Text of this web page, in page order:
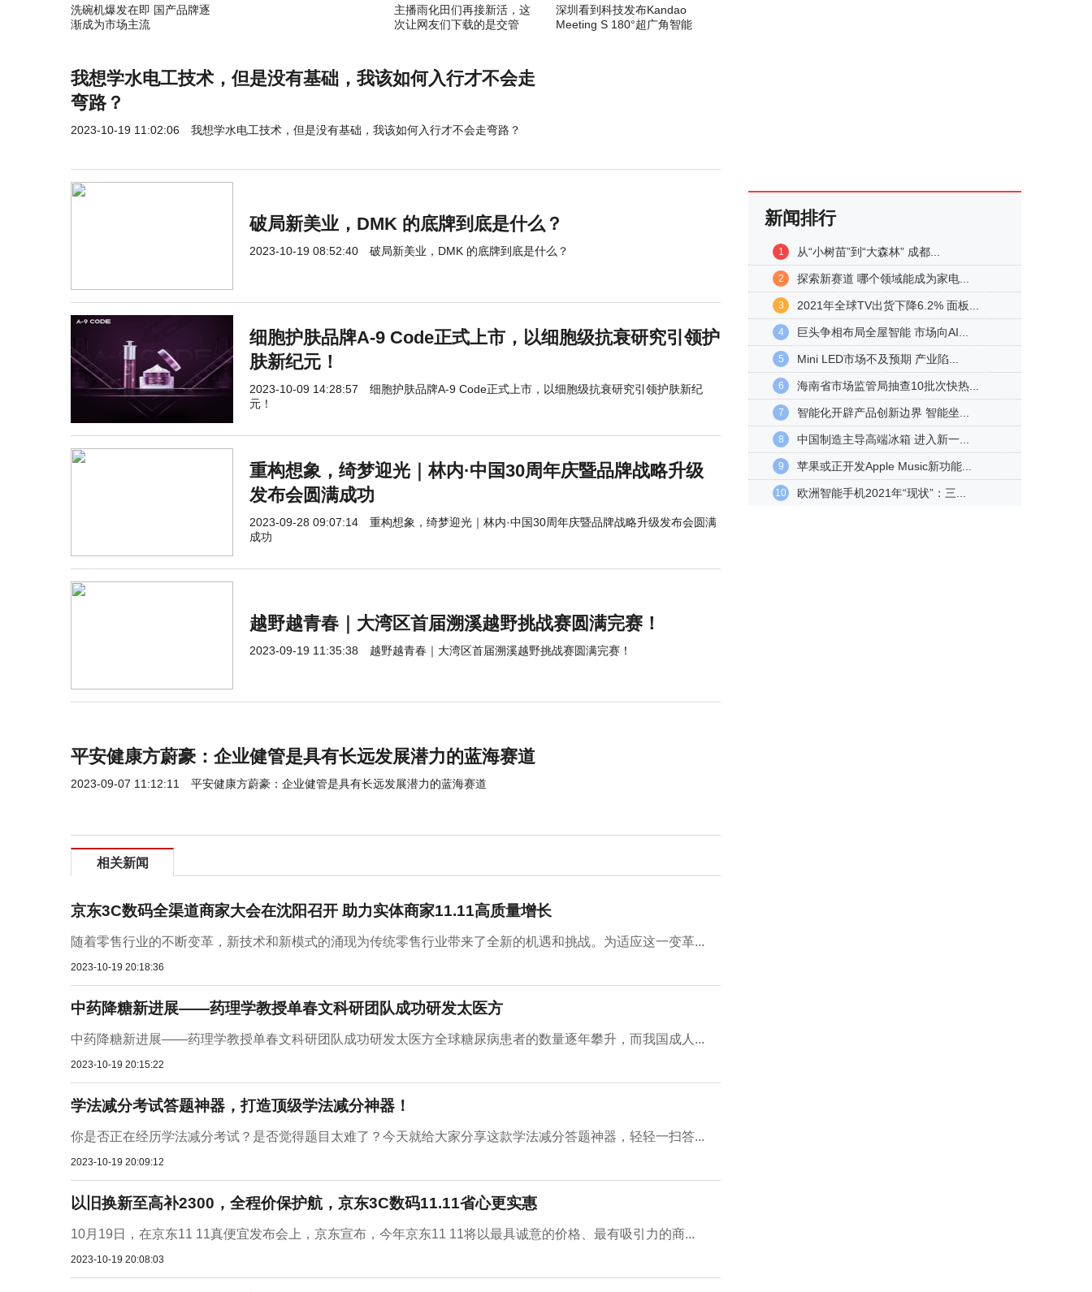
洗碗机爆发在即 国产品牌逐
渐成为市场主流
主播雨化田们再接新活，这
次让网友们下载的是交管
深圳看到科技发布Kandao
Meeting S 180°超广角智能
我想学水电工技术，但是没有基础，我该如何入行才不会走
弯路？
2023-10-19 11:02:06 我想学水电工技术，但是没有基础，我该如何入行才不会走弯路？
破局新美业，DMK 的底牌到底是什么？
2023-10-19 08:52:40 破局新美业，DMK 的底牌到底是什么？
细胞护肤品牌A-9 Code正式上市，以细胞级抗衰研究引领护
肤新纪元！
2023-10-09 14:28:57
细胞护肤品牌A-9 Code正式上市，以细胞级抗衰研究引领护肤新纪
元！
重构想象，绮梦迎光｜林内·中国30周年庆暨品牌战略升级
发布会圆满成功
2023-09-28 09:07:14
重构想象，绮梦迎光｜林内·中国30周年庆暨品牌战略升级发布会圆满
成功
越野越青春｜大湾区首届溯溪越野挑战赛圆满完赛！
2023-09-19 11:35:38 越野越青春｜大湾区首届溯溪越野挑战赛圆满完赛！
平安健康方蔚豪：企业健管是具有长远发展潜力的蓝海赛道
2023-09-07 11:12:11 平安健康方蔚豪：企业健管是具有长远发展潜力的蓝海赛道
相关新闻
京东3C数码全渠道商家大会在沈阳召开 助力实体商家11.11高质量增长
随着零售行业的不断变革，新技术和新模式的涌现为传统零售行业带来了全新的机遇和挑战。为适应这一变革...
2023-10-19 20:18:36
中药降糖新进展——药理学教授单春文科研团队成功研发太医方
中药降糖新进展——药理学教授单春文科研团队成功研发太医方全球糖尿病患者的数量逐年攀升，而我国成人...
2023-10-19 20:15:22
学法减分考试答题神器，打造顶级学法减分神器！
你是否正在经历学法减分考试？是否觉得题目太难了？今天就给大家分享这款学法减分答题神器，轻轻一扫答...
2023-10-19 20:09:12
以旧换新至高补2300，全程价保护航，京东3C数码11.11省心更实惠
10月19日，在京东11 11真便宜发布会上，京东宣布，今年京东11 11将以最具诚意的价格、最有吸引力的商...
2023-10-19 20:08:03
新闻排行
1 从“小树苗”到“大森林” 成都...
2 探索新赛道 哪个领域能成为家电...
3 2021年全球TV出货下降6.2% 面板...
4 巨头争相布局全屋智能 市场向AI...
5 Mini LED市场不及预期 产业陷...
6 海南省市场监管局抽查10批次快热...
7 智能化开辟产品创新边界 智能坐...
8 中国制造主导高端冰箱 进入新一...
9 苹果或正开发Apple Music新功能...
10 欧洲智能手机2021年“现状”：三...